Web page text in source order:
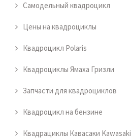
Самодельный квадроцикл
Цены на квадроциклы
Квадроцикл Polaris
Квадроциклы Ямаха Гризли
Запчасти для квадроциклов
Квадроцикл на бензине
Квадрациклы Кавасаки Kawasaki